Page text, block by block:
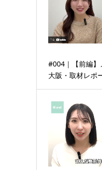
#004｜【前編】
大阪・取材レポ